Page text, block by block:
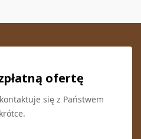
ofertę
się z Państwem